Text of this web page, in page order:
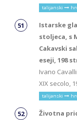
talijanski
Istarske
stoljeca, s
Cakavski
eseji, 198
Ivano
XIX secolo,
talijanski
Životna